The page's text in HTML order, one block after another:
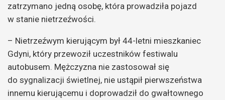
zatrzymano jedną osobę, która prowadziła pojazd
w stanie nietrzeźwości.
– Nietrzeźwym kierującym był 44-letni mieszkaniec
Gdyni, który przewoził uczestników festiwalu
autobusem. Mężczyzna nie zastosował się
do sygnalizacji świetlnej, nie ustąpił pierwszeństwa
innemu kierującemu i doprowadził do gwałtownego